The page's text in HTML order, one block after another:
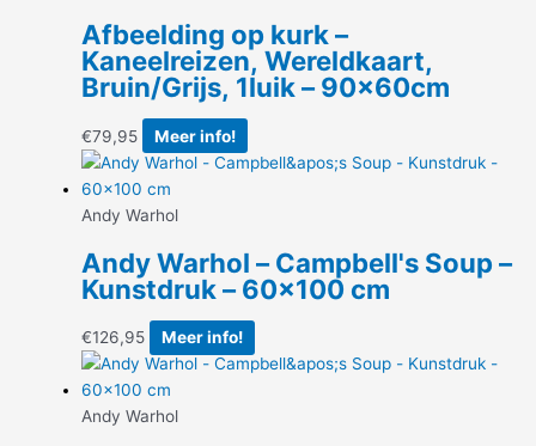
Afbeelding op kurk –
Kaneelreizen, Wereldkaart,
Bruin/Grijs, 1luik – 90x60cm
€79,95 Meer info!
Andy Warhol
Andy Warhol – Campbell's Soup –
Kunstdruk – 60×100 cm
€126,95 Meer info!
Andy Warhol